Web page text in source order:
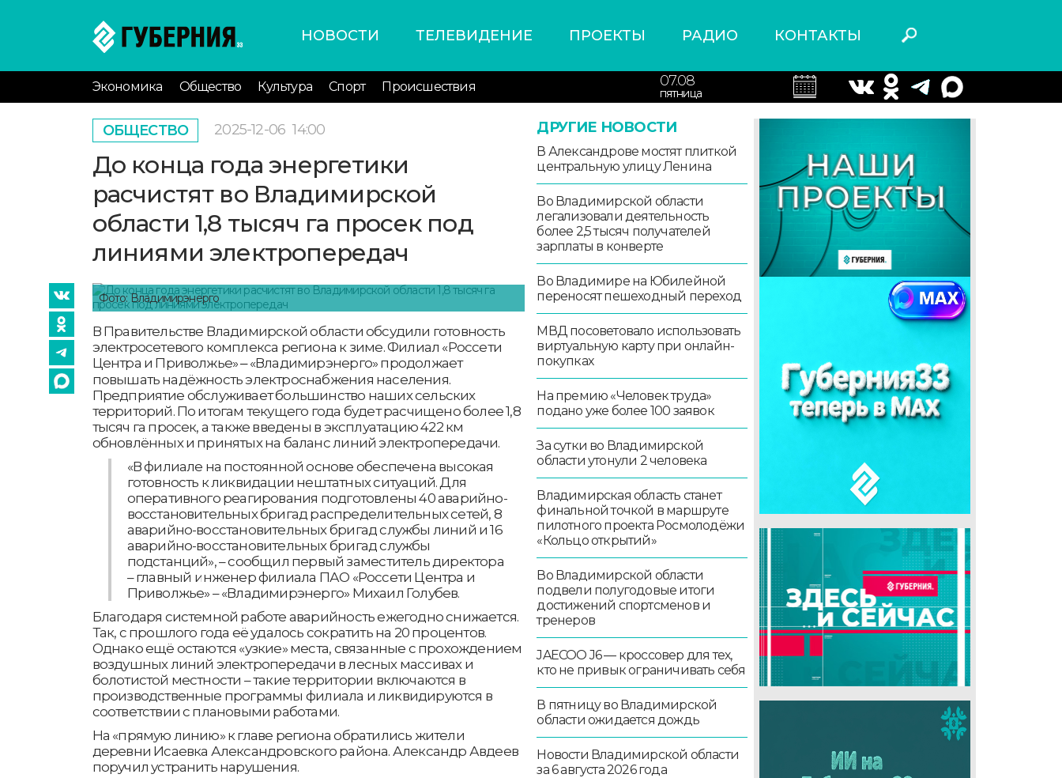
НОВОСТИ ТЕЛЕВИДЕНИЕ ПРОЕКТЫ РАДИО КОНТАКТЫ
Экономика Общество Культура Спорт Происшествия 07.08
пятница
ОБЩЕСТВО 2025-12-06 14:00
До конца года энергетики
расчистят во Владимирской
области 1,8 тысяч га просек под
линиями электропередач
Фото: Владимирэнерго
В Правительстве Владимирской области обсудили готовность
электросетевого комплекса региона к зиме. Филиал «Россети
Центра и Приволжье» ‒ «Владимирэнерго» продолжает
повышать надёжность электроснабжения населения.
Предприятие обслуживает большинство наших сельских
территорий. По итогам текущего года будет расчищено более 1,8
тысяч га просек, а также введены в эксплуатацию 422 км
обновлённых и принятых на баланс линий электропередачи.
«В филиале на постоянной основе обеспечена высокая
готовность к ликвидации нештатных ситуаций. Для
оперативного реагирования подготовлены 40 аварийно-
восстановительных бригад распределительных сетей, 8
аварийно-восстановительных бригад службы линий и 16
аварийно-восстановительных бригад службы
подстанций», – сообщил первый заместитель директора
– главный инженер филиала ПАО «Россети Центра и
Приволжье» – «Владимирэнерго» Михаил Голубев.
Благодаря системной работе аварийность ежегодно снижается.
Так, с прошлого года её удалось сократить на 20 процентов.
Однако ещё остаются «узкие» места, связанные с прохождением
воздушных линий электропередачи в лесных массивах и
болотистой местности – такие территории включаются в
производственные программы филиала и ликвидируются в
соответствии с плановыми работами.
На «прямую линию» к главе региона обратились жители
деревни Исаевка Александровского района. Александр Авдеев
поручил устранить нарушения.
ДРУГИЕ НОВОСТИ
В Александрове мостят плиткой
центральную улицу Ленина
Во Владимирской области
легализовали деятельность
более 2,5 тысяч получателей
зарплаты в конверте
Во Владимире на Юбилейной
переносят пешеходный переход
МВД посоветовало использовать
виртуальную карту при онлайн-
покупках
На премию «Человек труда»
подано уже более 100 заявок
За сутки во Владимирской
области утонули 2 человека
Владимирская область станет
финальной точкой в маршруте
пилотного проекта Росмолодёжи
«Кольцо открытий»
Во Владимирской области
подвели полугодовые итоги
достижений спортсменов и
тренеров
JAECOO J6 — кроссовер для тех,
кто не привык ограничивать себя
В пятницу во Владимирской
области ожидается дождь
Новости Владимирской области
за 6 августа 2026 года